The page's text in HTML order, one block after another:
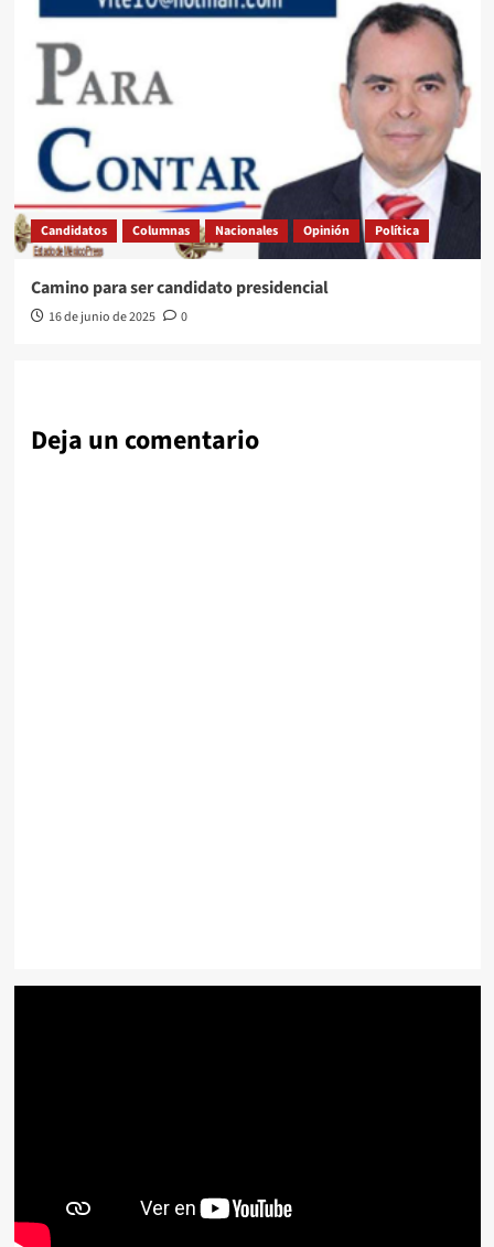
Candidatos Columnas Nacionales Opinión Política
Camino para ser candidato presidencial
16 de junio de 2025 0
Deja un comentario